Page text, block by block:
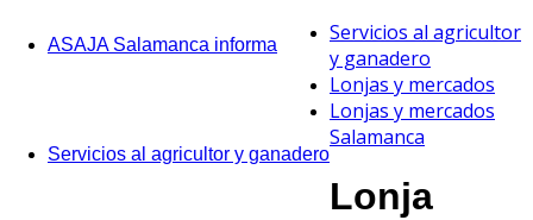
ASAJA Salamanca informa
Servicios al agricultor y ganadero
Servicios al agricultor
y ganadero
Lonjas y mercados
Lonjas y mercados
Salamanca
Lonja